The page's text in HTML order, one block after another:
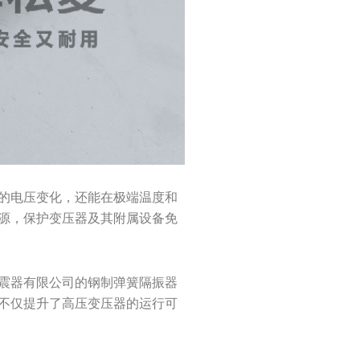
电压变化，还能在极端温度和
，保护变压器及其附属设备免
器有限公司的钢制弹簧隔振器
仅提升了高压变压器的运行可